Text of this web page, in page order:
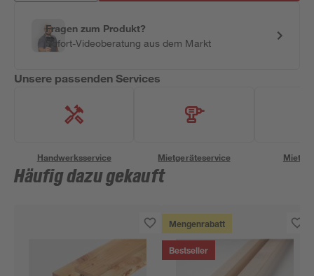
Fragen zum Produkt?
Sofort-Videoberatung aus dem Markt
Unsere passenden Services
Handwerksservice Mietgeräteservice
Häufig dazu gekauft
Mengenrabatt
Bestseller